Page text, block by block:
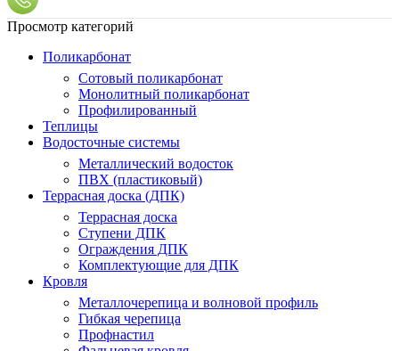
Просмотр категорий
Поликарбонат
Сотовый поликарбонат
Монолитный поликарбонат
Профилированный
Теплицы
Водосточные системы
Металлический водосток
ПВХ (пластиковый)
Террасная доска (ДПК)
Террасная доска
Ступени ДПК
Ограждения ДПК
Комплектующие для ДПК
Кровля
Металлочерепица и волновой профиль
Гибкая черепица
Профнастил